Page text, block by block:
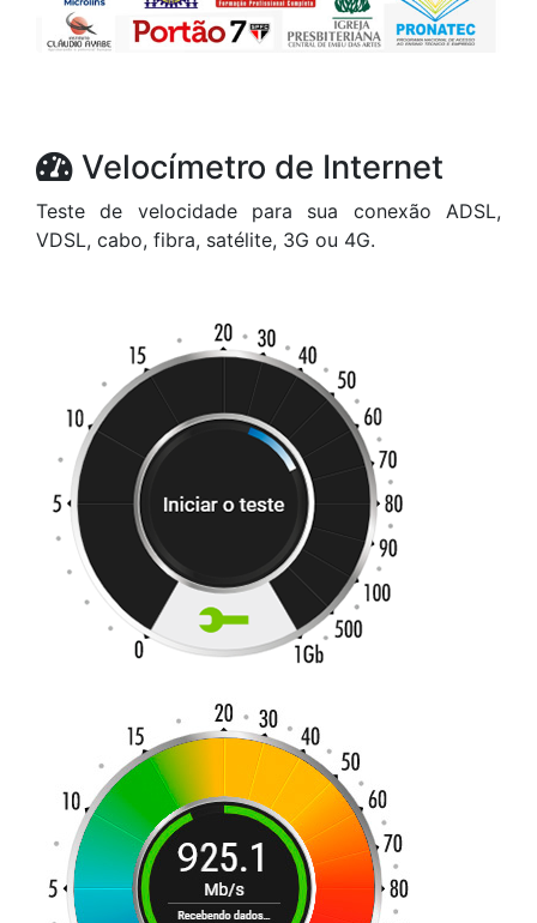
Velocímetro de Internet
Teste de velocidade para sua conexão ADSL,
VDSL, cabo, fibra, satélite, 3G ou 4G.